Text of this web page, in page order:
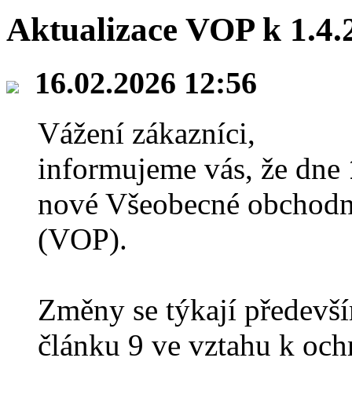
Aktualizace VOP k
16.02.2026 12:56
Vážení zákazníci,
informujeme vás, že dne
nové Všeobecné
(VOP).
Změny se týkají
článku 9 ve vztahu k